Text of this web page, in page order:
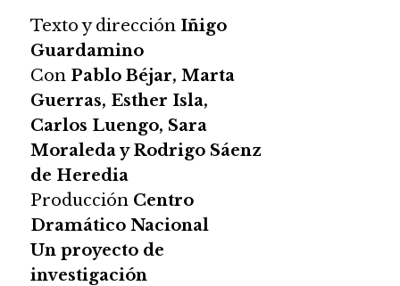
Texto y dirección Iñigo
Guardamino
Con Pablo Béjar, Marta
Guerras, Esther Isla,
Carlos Luengo, Sara
Moraleda y Rodrigo Sáenz
de Heredia
Producción Centro
Dramático Nacional
Un proyecto de
investigación